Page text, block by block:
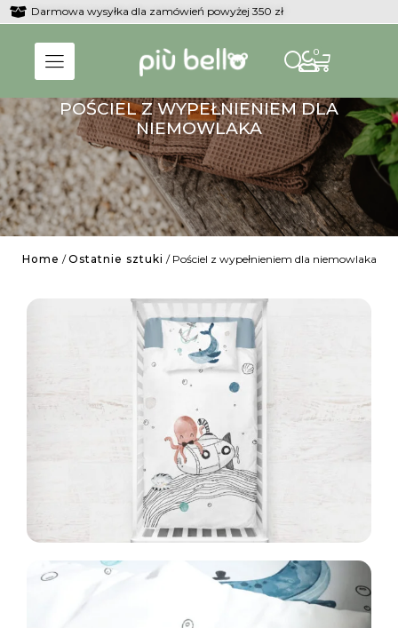
Darmowa wysyłka dla zamówień powyżej 350 zł
0
POŚCIEL Z WYPEŁNIENIEM DLA
NIEMOWLAKA
Home /Ostatnie sztuki / Pościel z wypełnieniem dla niemowlaka